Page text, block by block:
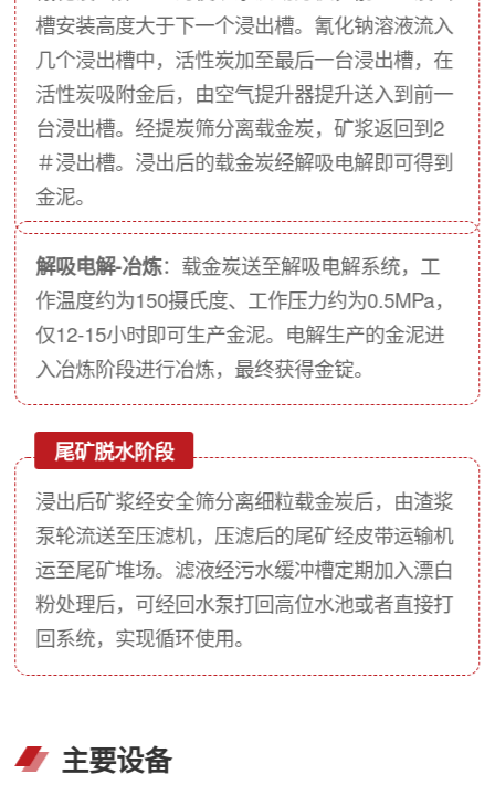
槽安装高度大于下一个浸出槽。氰化钠溶液流入
几个浸出槽中，活性炭加至最后一台浸出槽，在
活性炭吸附金后，由空气提升器提升送入到前一
台浸出槽。经提炭筛分离载金炭，矿浆返回到2
＃浸出槽。浸出后的载金炭经解吸电解即可得到
金泥。
解吸电解-冶炼：载金炭送至解吸电解系统，工
作温度约为150摄氏度、工作压力约为0.5MPa，
仅12-15小时即可生产金泥。电解生产的金泥进
入冶炼阶段进行冶炼，最终获得金锭。
尾矿脱水阶段
浸出后矿浆经安全筛分离细粒载金炭后，由渣浆
泵轮流送至压滤机，压滤后的尾矿经皮带运输机
运至尾矿堆场。滤液经污水缓冲槽定期加入漂白
粉处理后，可经回水泵打回高位水池或者直接打
回系统，实现循环使用。
主要设备